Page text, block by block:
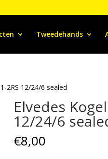
Tweedehands
2RS 12/24/6 sealed
Elvedes
12/24/6
€8,00